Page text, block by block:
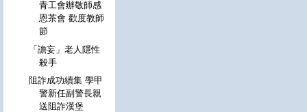
青工會辦敬師感
恩茶會 歡度教師
節
「譫妄」老人隱性
殺手
阻詐成功續集 學甲
警新任副警長親
送阻詐漢堡